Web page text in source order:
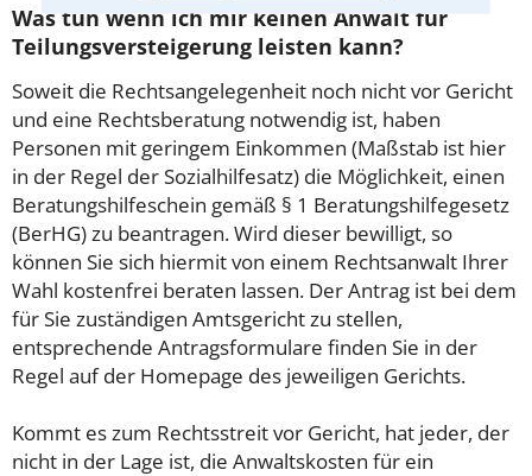
Was tun wenn ich mir keinen Anwalt für
Teilungsversteigerung leisten kann?
Soweit die Rechtsangelegenheit noch nicht vor Gericht
und eine Rechtsberatung notwendig ist, haben
Personen mit geringem Einkommen (Maßstab ist hier
in der Regel der Sozialhilfesatz) die Möglichkeit, einen
Beratungshilfeschein gemäß § 1 Beratungshilfegesetz
(BerHG) zu beantragen. Wird dieser bewilligt, so
können Sie sich hiermit von einem Rechtsanwalt Ihrer
Wahl kostenfrei beraten lassen. Der Antrag ist bei dem
für Sie zuständigen Amtsgericht zu stellen,
entsprechende Antragsformulare finden Sie in der
Regel auf der Homepage des jeweiligen Gerichts.
Kommt es zum Rechtsstreit vor Gericht, hat jeder, der
nicht in der Lage ist, die Anwaltskosten für ein